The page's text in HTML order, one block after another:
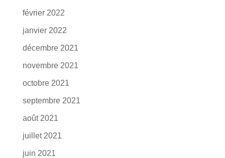
février 2022
janvier 2022
décembre 2021
novembre 2021
octobre 2021
septembre 2021
août 2021
juillet 2021
juin 2021